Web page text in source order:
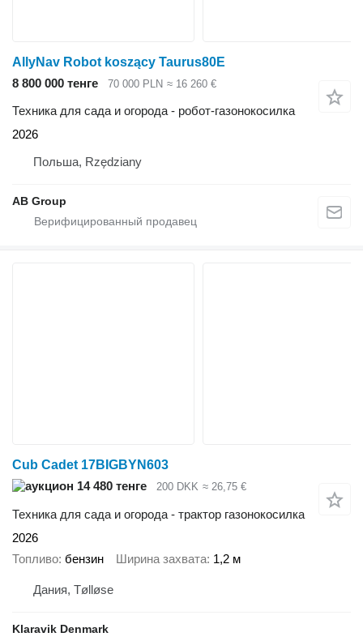
AllyNav Robot koszący Taurus80E
8 800 000 тенге
70 000 PLN ≈ 16 260 €
Техника для сада и огорода - робот-газонокосилка
2026
Польша, Rzędziany
AB Group
Cub Cadet 17BIGBYN603
14 480 тенге
200 DKK ≈ 26,75 €
Техника для сада и огорода - трактор газонокосилка
2026
Топливо бензин Ширина захвата 1,2 м
Дания, Tølløse
Klaravik Denmark